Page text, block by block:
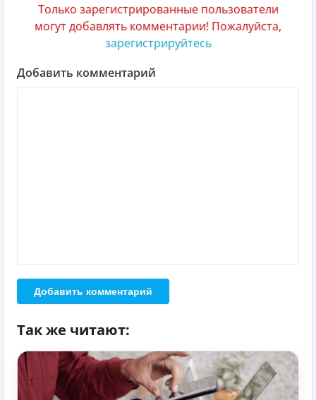
Только зарегистрированные пользователи
могут добавлять комментарии! Пожалуйста,
зарегистрируйтесь
Добавить комментарий
Добавить комментарий
Так же читают: